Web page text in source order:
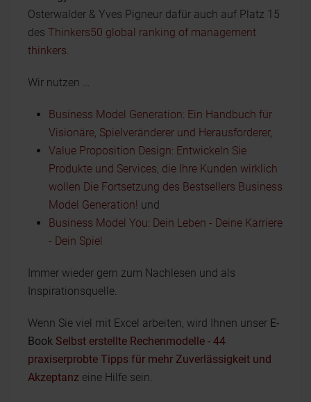
Osterwalder & Yves Pigneur dafür auch auf Platz 15
des Thinkers50 global ranking of management
thinkers.
Wir nutzen …
Business Model Generation: Ein Handbuch für
Visionäre, Spielveränderer und Herausforderer,
Value Proposition Design: Entwickeln Sie
Produkte und Services, die Ihre Kunden wirklich
wollen Die Fortsetzung des Bestsellers Business
Model Generation! und
Business Model You: Dein Leben - Deine Karriere
- Dein Spiel
Immer wieder gern zum Nachlesen und als
Inspirationsquelle.
Wenn Sie viel mit Excel arbeiten, wird Ihnen unser E-
Book Selbst erstellte Rechenmodelle - 44
praxiserprobte Tipps für mehr Zuverlässigkeit und
Akzeptanz eine Hilfe sein.